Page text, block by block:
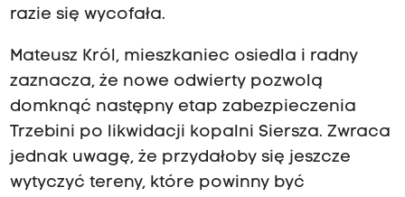
razie się wycofała.
Mateusz Król, mieszkaniec osiedla i radny
zaznacza, że nowe odwierty pozwolą
domknąć następny etap zabezpieczenia
Trzebini po likwidacji kopalni Siersza. Zwraca
jednak uwagę, że przydałoby się jeszcze
wytyczyć tereny, które powinny być